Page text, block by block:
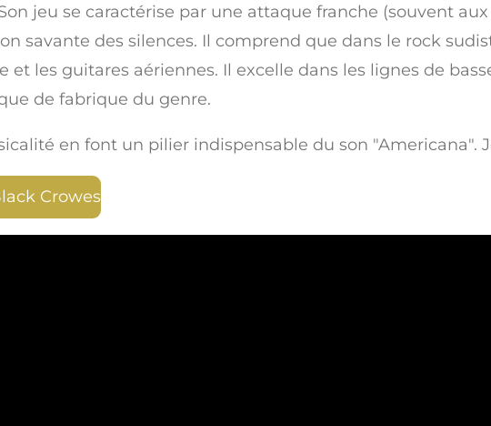
jeu se caractérise par une attaque franche (souvent
savante des silences. Il comprend que dans le rock
et les guitares aériennes. Il excelle dans les lignes de
de fabrique du genre.
en font un pilier indispensable du son "Americana".
Crowes